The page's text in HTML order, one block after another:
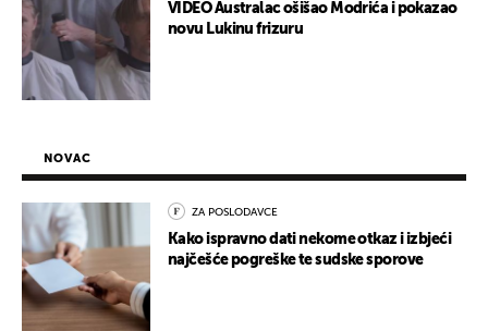
VIDEO Australac ošišao Modrića i pokazao
novu Lukinu frizuru
NOVAC
ZA POSLODAVCE
Kako ispravno dati nekome otkaz i izbjeći
najčešće pogreške te sudske sporove